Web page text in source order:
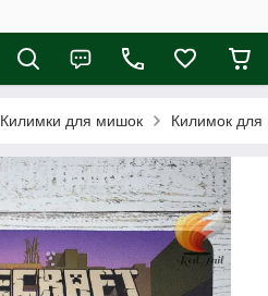
Килимки для мишок Килимок для